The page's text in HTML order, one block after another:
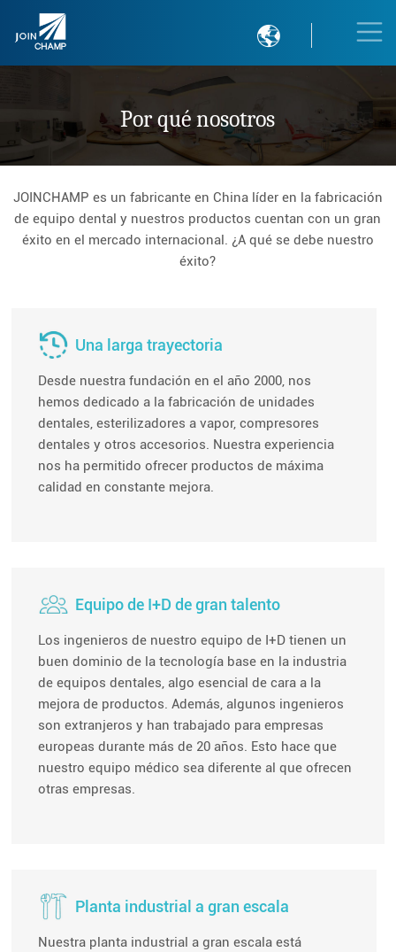

Por qué nosotros
JOINCHAMP es un fabricante en China líder en la fabricación
de equipo dental y nuestros productos cuentan con un gran
éxito en el mercado internacional. ¿A qué se debe nuestro
éxito?
Una larga trayectoria
Desde nuestra fundación en el año 2000, nos
hemos dedicado a la fabricación de unidades
dentales, esterilizadores a vapor, compresores
dentales y otros accesorios. Nuestra experiencia
nos ha permitido ofrecer productos de máxima
calidad en constante mejora.
Equipo de I+D de gran talento
Los ingenieros de nuestro equipo de I+D tienen un
buen dominio de la tecnología base en la industria
de equipos dentales, algo esencial de cara a la
mejora de productos. Además, algunos ingenieros
son extranjeros y han trabajado para empresas
europeas durante más de 20 años. Esto hace que
nuestro equipo médico sea diferente al que ofrecen
otras empresas.
Planta industrial a gran escala
Nuestra planta industrial a gran escala está